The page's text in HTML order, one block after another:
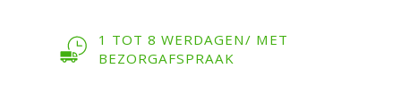
1 TOT 8 WERDAGEN/ MET
BEZORGAFSPRAAK